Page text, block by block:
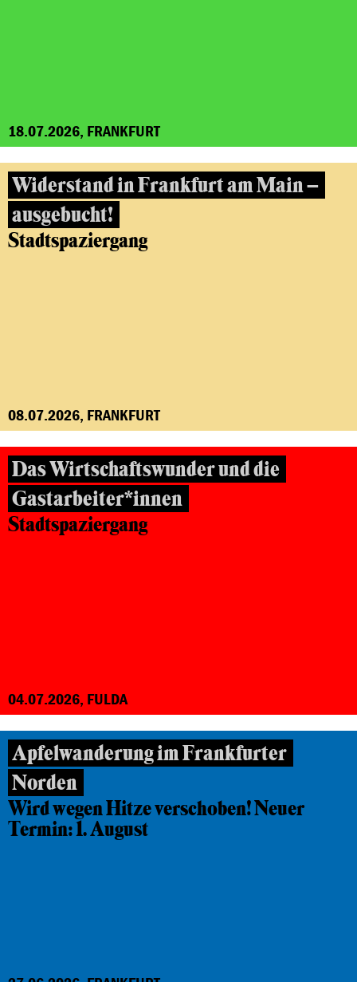
18.07.2026, FRANKFURT
Widerstand in Frankfurt am Main –
ausgebucht!
Stadtspaziergang
08.07.2026, FRANKFURT
Das Wirtschaftswunder und die
Gastarbeiter*innen
Stadtspaziergang
04.07.2026, FULDA
Apfelwanderung im Frankfurter
Norden
Wird wegen Hitze verschoben! Neuer
Termin: 1. August